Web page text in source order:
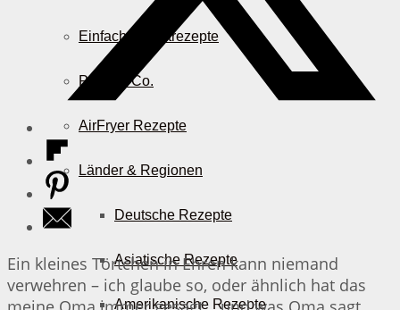
Einfache Salatrezepte
Pizza & Co.
AirFryer Rezepte
Länder & Regionen
Deutsche Rezepte
Asiatische Rezepte
Amerikanische Rezepte
Ein kleines Törtchen in Ehren kann niemand
verwehren – ich glaube so, oder ähnlich hat das